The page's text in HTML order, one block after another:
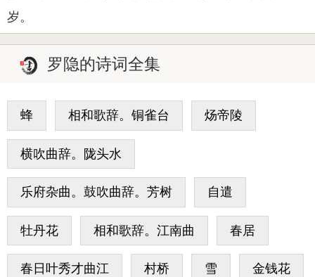
岁。
罗隐的诗词全集
蜂 相和歌辞。铜雀台 炀帝陵
横吹曲辞。陇头水
乐府杂曲。鼓吹曲辞。芳树 自遣
牡丹花 相和歌辞。江南曲 春居
春日叶秀才曲江 村桥 雪 金钱花